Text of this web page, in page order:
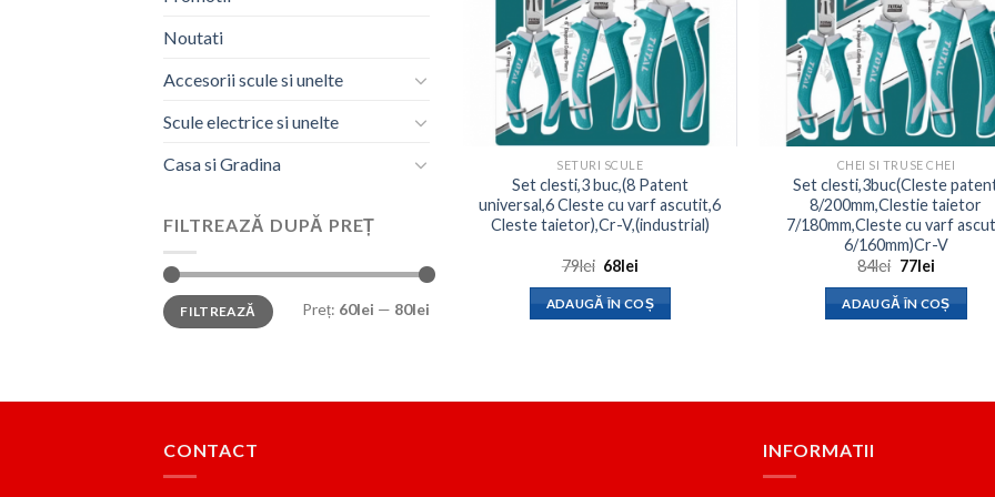
Noutati
Accesorii scule si unelte
Scule electrice si unelte
Casa si Gradina
FILTREAZĂ DUPĂ PREȚ
Preț
minim
Preț
maxim
FILTREAZĂ Preț: 60lei — 80lei
SETURI SCULE
Set clesti,3 buc,(8 Patent
universal,6 Cleste cu varf ascutit,6
Cleste taietor),Cr-V,(industrial)
79lei Prețul
a
fost:
68leiPrețul
este:
68lei.
ADAUGĂ ÎN COȘ
CHEI SI TRUSE CHEI
Set clesti,3buc(Cleste
8/200mm,Clestie taietor
7/180mm,Cleste cu varf
6/160mm)Cr-V
84lei Prețul
a
fost:
77leiPrețul
este:
77lei.
ADAUGĂ ÎN COȘ
CONTACT INFORMATII